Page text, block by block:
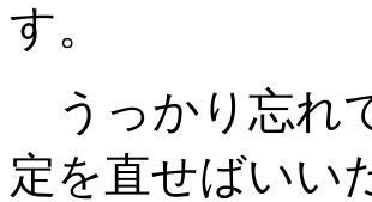
す。
うっかり忘れ
定を直せばいい